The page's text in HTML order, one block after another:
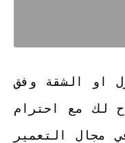
او الشقة وفق
لك مع احترام
مجال التعمير